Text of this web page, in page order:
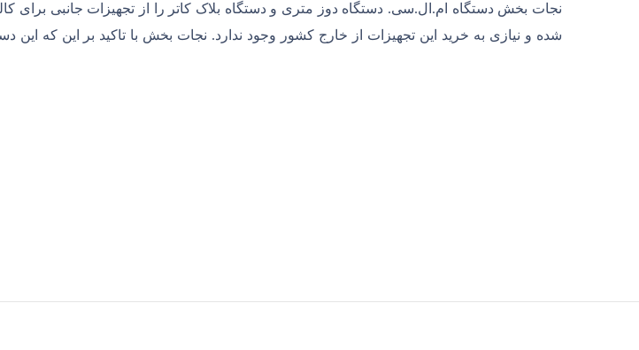
نجات بخش دستگاه ام.ال.سی. دستگاه دوز متری و دستگاه بلاک کاتر را از تجهیزات جانبی
شده و نیازی به خرید این تجهیزات از خارج کشور وجود ندارد. نجات بخش با تاکید بر این که این